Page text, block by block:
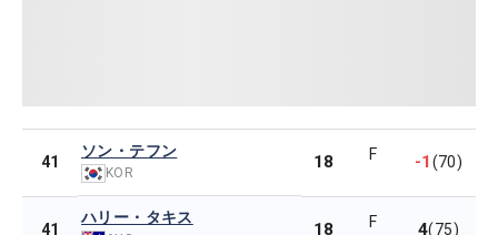
41
ソン・テフン
KOR
18 F -1(70)
41
ハリー・タキス
18 F 4(75)